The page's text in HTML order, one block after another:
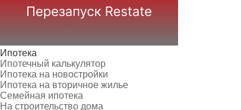
Ипотека
Ипотечный калькулятор
Ипотека на новостройки
Ипотека на вторичное жилье
Семейная ипотека
На строительство дома